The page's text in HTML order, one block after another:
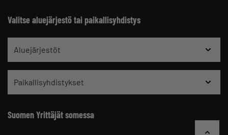
Valitse aluejärjestö tai paikallisyhdistys
Aluejärjestöt
Paikallisyhdistykset
Suomen Yrittäjät somessa